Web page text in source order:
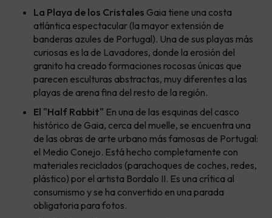
La Playa de los Cristales Gaia tiene una costa
atlántica espectacular (la mayor extensión de
banderas azules de Portugal). Una de sus playas más
curiosas es la de Lavadores, donde la erosión del
granito ha creado formaciones rocosas únicas que
parecen esculturas abstractas, muy diferentes a las
playas de arena fina del resto de la región.
El "Half Rabbit" En una de las esquinas del casco
histórico de Gaia, cerca del muelle, se encuentra una
de las obras de arte urbano más famosas de Portugal:
el Medio Conejo. Está hecho completamente con
materiales reciclados (parachoques de coches, redes,
plástico) por el artista Bordalo II. Es una crítica al
consumismo y se ha convertido en una parada
obligatoria para fotos.